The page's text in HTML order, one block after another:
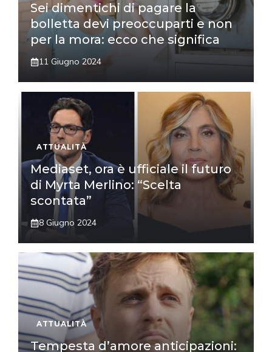
Sei dimentichi di pagare la
bolletta devi preoccuparti e non
per la mora: ecco che significa
11 Giugno 2024
ATTUALITÀ
Mediaset, ora è ufficiale il futuro
di Myrta Merlino: “Scelta
scontata”
8 Giugno 2024
ATTUALITÀ
Tempesta d’amore anticipazioni: